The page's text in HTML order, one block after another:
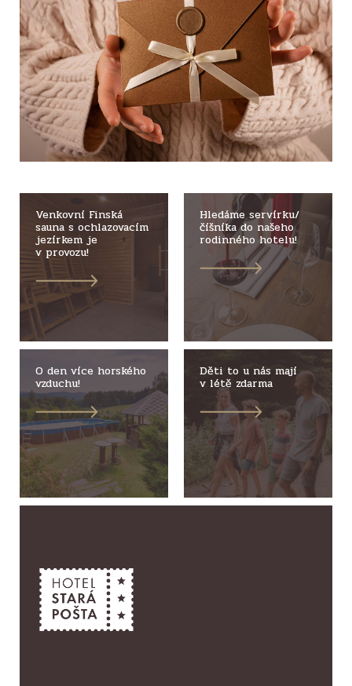
Venkovní Finská
sauna s ochlazovacím
jezírkem je
v provozu!
Hledáme servírku/
číšníka do našeho
rodinného hotelu!
O den více horského
vzduchu!
Děti to u nás mají
v létě zdarma